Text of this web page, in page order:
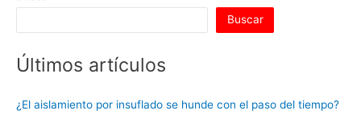
k
Buscar
Últimos artículos
¿El aislamiento por insuflado se hunde con el paso del tiempo?